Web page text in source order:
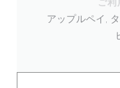
ご
アップルペイ,